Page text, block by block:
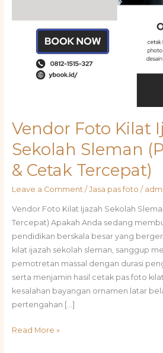
Vendor Foto Kilat
Sekolah Sleman
& Cetak Tercepat)
Leave a Comment /Jasa pas foto /
Vendor Foto Kilat Ijazah Sekolah
Tercepat) Apakah Anda sedang
pendidikan berskala besar yang
kilat ijazah sekolah sleman, sanggup
pemotretan massal dengan durasi
serta menjamin hasil cetak pas foto
kesalahan bayangan ornamen latar
pertengahan […]
Read More »